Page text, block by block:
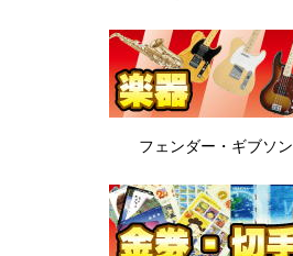
フェンダー・ギブソン